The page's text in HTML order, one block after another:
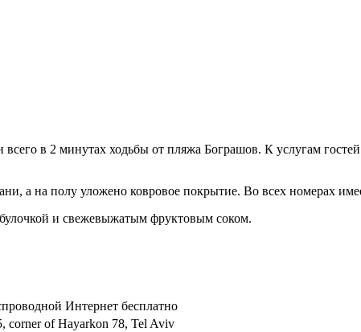
в 2 минутах ходьбы от пляжа Бограшов. К услугам
а на полу уложено ковровое покрытие. Во всех номерах
и свежевыжатым фруктовым соком.
Интернет бесплатно
corner of Hayarkon 78, Tel Aviv